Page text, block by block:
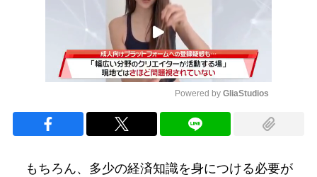
Powered by GliaStudios
もちろん、多少の経済知識を身につける必要が